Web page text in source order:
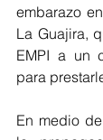
embarazo
La Guajira,
EMPI a un
para
En medio